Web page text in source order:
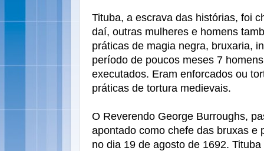
Tituba, a escrava das histórias, foi
daí, outras mulheres e homens
práticas de magia negra, bruxaria,
período de poucos meses 7
executados. Eram enforcados ou
práticas de tortura medievais.
O Reverendo George Burroughs,
apontado como chefe das bruxas e
no dia 19 de agosto de 1692.